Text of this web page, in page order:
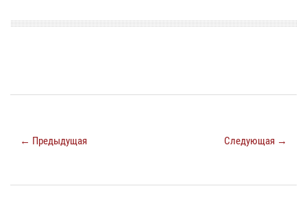
← Предыдущая Следующая →